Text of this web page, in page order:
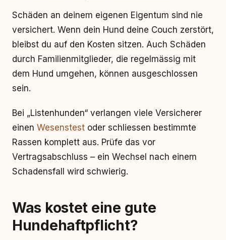
Schäden an deinem eigenen Eigentum sind nie
versichert. Wenn dein Hund deine Couch zerstört,
bleibst du auf den Kosten sitzen. Auch Schäden
durch Familienmitglieder, die regelmässig mit
dem Hund umgehen, können ausgeschlossen
sein.
Bei „Listenhunden“ verlangen viele Versicherer
einen Wesenstest oder schliessen bestimmte
Rassen komplett aus. Prüfe das vor
Vertragsabschluss – ein Wechsel nach einem
Schadensfall wird schwierig.
Was kostet eine gute
Hundehaftpflicht?